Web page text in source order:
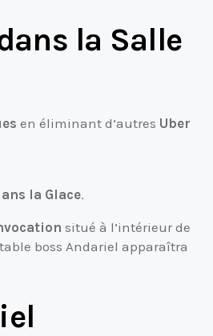
la Salle
en éliminant d’autres Uber
la Glace.
situé à l’intérieur de
boss Andariel apparaîtra